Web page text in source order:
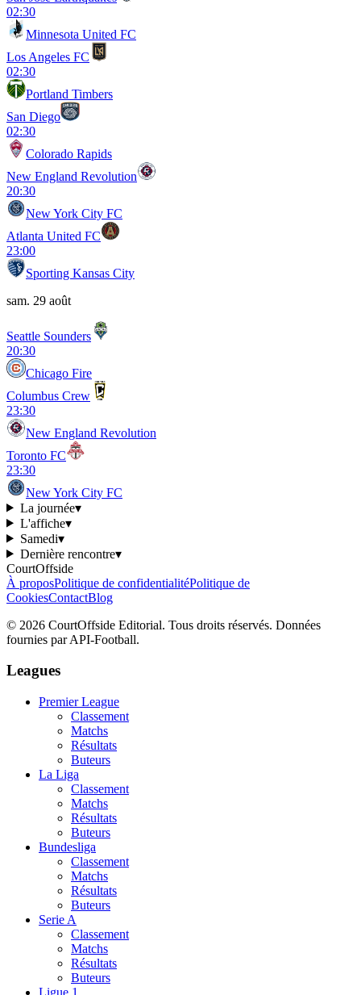
02:30
Minnesota United FC
Los Angeles FC
02:30
Portland Timbers
San Diego
02:30
Colorado Rapids
New England Revolution
20:30
New York City FC
Atlanta United FC
23:00
Sporting Kansas City
sam. 29 août
Seattle Sounders
20:30
Chicago Fire
Columbus Crew
23:30
New England Revolution
Toronto FC
23:30
New York City FC
La journée▾
L'affiche▾
Samedi▾
Dernière rencontre▾
CourtOffside
À proposPolitique de confidentialitéPolitique de
CookiesContactBlog
© 2026 CourtOffside Editorial. Tous droits réservés. Données
fournies par API-Football.
Leagues
Premier League
Classement
Matchs
Résultats
Buteurs
La Liga
Classement
Matchs
Résultats
Buteurs
Bundesliga
Classement
Matchs
Résultats
Buteurs
Serie A
Classement
Matchs
Résultats
Buteurs
Ligue 1